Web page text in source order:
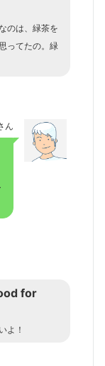
のは、緑茶を
ってたの。緑
ん
for
よ！